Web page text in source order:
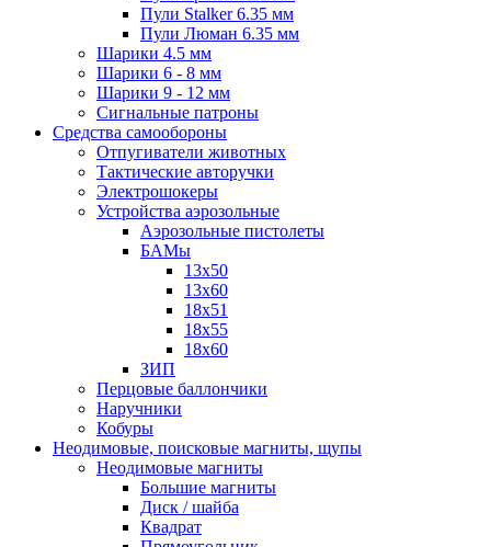
Пули Stalker 6.35 мм
Пули Люман 6.35 мм
Шарики 4.5 мм
Шарики 6 - 8 мм
Шарики 9 - 12 мм
Сигнальные патроны
Средства самообороны
Отпугиватели животных
Тактические авторучки
Электрошокеры
Устройства аэрозольные
Аэрозольные пистолеты
БАМы
13х50
13х60
18х51
18х55
18х60
ЗИП
Перцовые баллончики
Наручники
Кобуры
Неодимовые, поисковые магниты, щупы
Неодимовые магниты
Большие магниты
Диск / шайба
Квадрат